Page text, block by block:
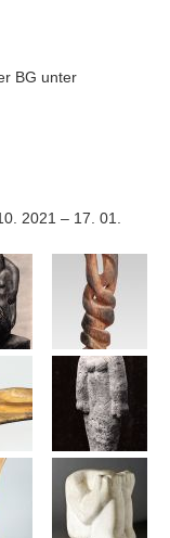
BG unter
2021 – 17. 01.